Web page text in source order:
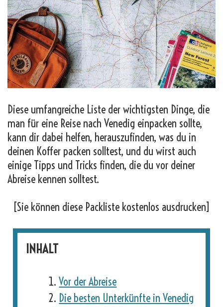
Diese umfangreiche Liste der wichtigsten Dinge, die
man für eine Reise nach Venedig einpacken sollte,
kann dir dabei helfen, herauszufinden, was du in
deinen Koffer packen solltest, und du wirst auch
einige Tipps und Tricks finden, die du vor deiner
Abreise kennen solltest.
[Sie können diese Packliste kostenlos ausdrucken]
INHALT
Vor der Abreise
Die besten Unterkünfte in Venedig